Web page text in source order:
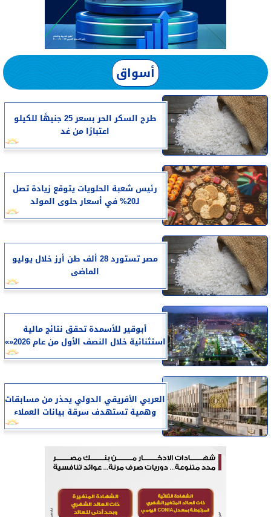
أسواق
طرح السكر الحر بسعر 25 جنيهًا للكيلو
اعتبارًا من غد
رئيس شعبة الحلويات يتوقع زيادة تصل
لـ20% في أسعار حلوى المولد
مصر تستورد 28 ألف طن أرز خلال يوليو
الماضى
أبوقير للأسمدة تحقق نتائج مالية
استثنائية خلال النصف الأول من عام 2026«»
العربي الأفريقي الدولي يحذر من مسابقات
وهمية تستهدف سرقة بيانات العملاء